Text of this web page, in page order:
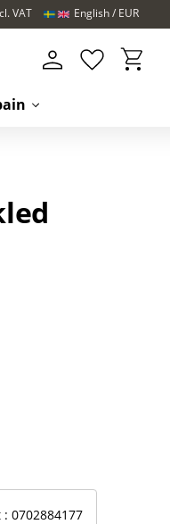
VAT
Favorites
English EUR
0702884177